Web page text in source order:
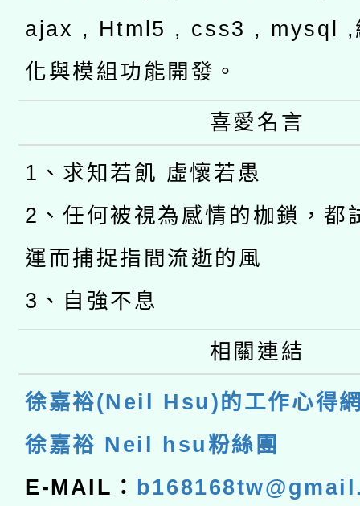
ajax , Html5 , css3 , mysql ,
化與模組功能開發。
喜愛名言
1、求知若飢 虛懷若愚
2、任何被視為感情的枷鎖，都
運而捕捉指間流逝的風
3、自強不息
相關連結
徐嘉裕(Neil Hsu)的工作心得
徐嘉裕 Neil hsu粉絲團
E-MAIL：